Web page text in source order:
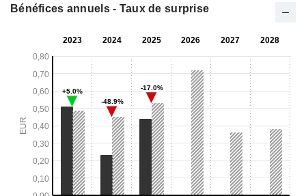
Bénéfices annuels - Taux de surprise